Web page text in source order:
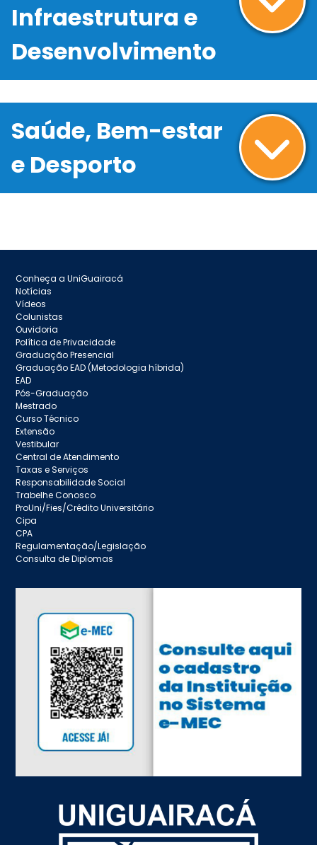
Infraestrutura e
Desenvolvimento
Saúde, Bem-estar
e Desporto
Conheça a UniGuairacá
Notícias
Vídeos
Colunistas
Ouvidoria
Política de Privacidade
Graduação Presencial
Graduação EAD (Metodologia híbrida)
EAD
Pós-Graduação
Mestrado
Curso Técnico
Extensão
Vestibular
Central de Atendimento
Taxas e Serviços
Responsabilidade Social
Trabelhe Conosco
ProUni/Fies/Crédito Universitário
Cipa
CPA
Regulamentação/Legislação
Consulta de Diplomas